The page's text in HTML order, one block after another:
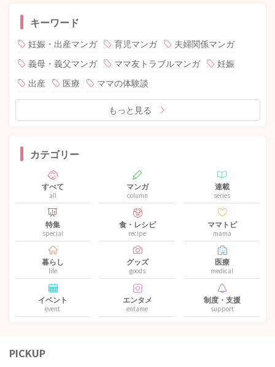
キーワード
妊娠・出産マンガ 育児マンガ
夫婦関係マンガ
義母・義父マンガ
ママ友トラブルマンガ
妊娠
出産
医療 ママの体験談
もっと見る
カテゴリー
すべて
all
マンガ
column
連載
series
特集
special
食・レシピ
recipe
ママトピ
mama
暮らし
life
グッズ
goods
医療
medical
イベント
event
エンタメ
entame
制度・支援
support
PICKUP